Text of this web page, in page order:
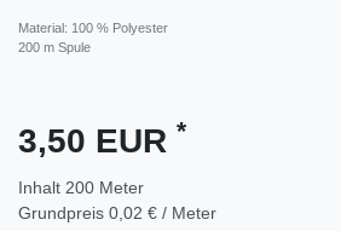
Material: 100 % Polyester
200 m Spule
3,50 EUR *
Inhalt 200 Meter
Grundpreis 0,02 € / Meter